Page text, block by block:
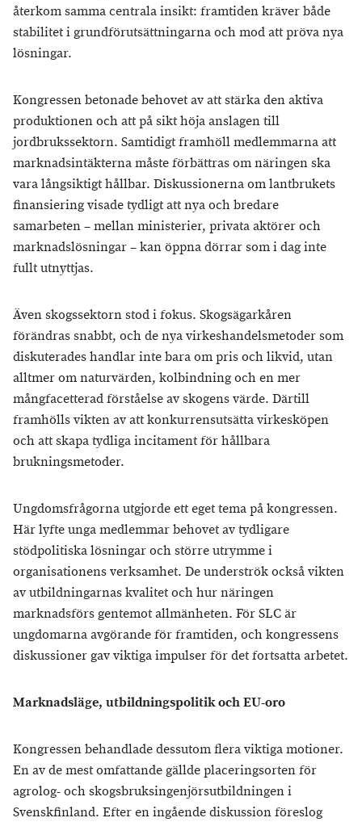
återkom samma centrala insikt: framtiden kräver både
stabilitet i grundförutsättningarna och mod att pröva nya
lösningar.
Kongressen betonade behovet av att stärka den aktiva
produktionen och att på sikt höja anslagen till
jordbrukssektorn. Samtidigt framhöll medlemmarna att
marknadsintäkterna måste förbättras om näringen ska
vara långsiktigt hållbar. Diskussionerna om lantbrukets
finansiering visade tydligt att nya och bredare
samarbeten – mellan ministerier, privata aktörer och
marknadslösningar – kan öppna dörrar som i dag inte
fullt utnyttjas.
Även skogssektorn stod i fokus. Skogsägarkåren
förändras snabbt, och de nya virkeshandelsmetoder som
diskuterades handlar inte bara om pris och likvid, utan
alltmer om naturvärden, kolbindning och en mer
mångfacetterad förståelse av skogens värde. Därtill
framhölls vikten av att konkurrensutsätta virkesköpen
och att skapa tydliga incitament för hållbara
brukningsmetoder.
Ungdomsfrågorna utgjorde ett eget tema på kongressen.
Här lyfte unga medlemmar behovet av tydligare
stödpolitiska lösningar och större utrymme i
organisationens verksamhet. De underströk också vikten
av utbildningarnas kvalitet och hur näringen
marknadsförs gentemot allmänheten. För SLC är
ungdomarna avgörande för framtiden, och kongressens
diskussioner gav viktiga impulser för det fortsatta arbetet.
Marknadsläge, utbildningspolitik och EU-oro
Kongressen behandlade dessutom flera viktiga motioner.
En av de mest omfattande gällde placeringsorten för
agrolog- och skogsbruksingenjörsutbildningen i
Svenskfinland. Efter en ingående diskussion föreslog